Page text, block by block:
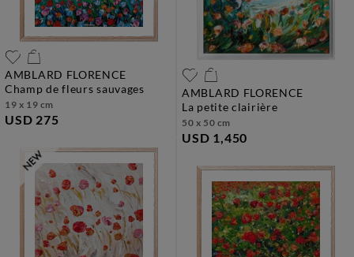
AMBLARD FLORENCE
champ de fleurs sauvages
19 x 19 cm
USD 275
AMBLARD FLORENCE
la petite clairière
50 x 50 cm
USD 1,450